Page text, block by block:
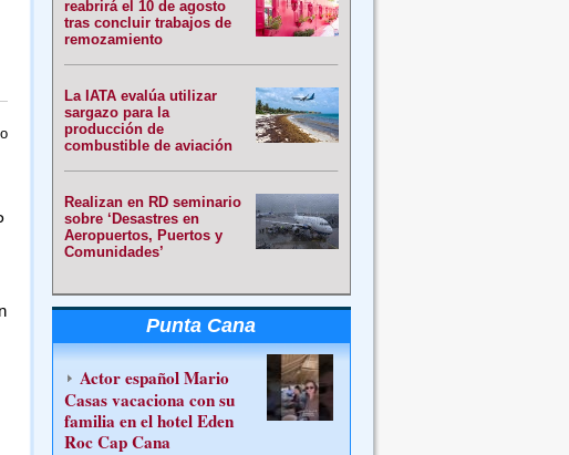
reabrirá el 10 de agosto
tras concluir trabajos de
remozamiento
La IATA evalúa utilizar
sargazo para la
producción de
combustible de aviación
Realizan en RD seminario
sobre ‘Desastres en
Aeropuertos, Puertos y
Comunidades’
Punta Cana
Actor español Mario
Casas vacaciona con su
familia en el hotel Eden
Roc Cap Cana